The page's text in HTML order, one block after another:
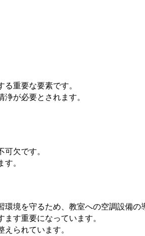
重要な要素です。
が必要とされます。
欠です。
。
境を守るため、教室への空調設備の
す重要になっています。
られています。